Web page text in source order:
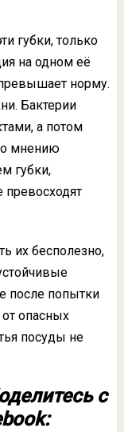
губки, только
на одном её
норму.
Бактерии
а потом
мнению
губки,
их бесполезно,
после попытки
опасных
посуды не
с